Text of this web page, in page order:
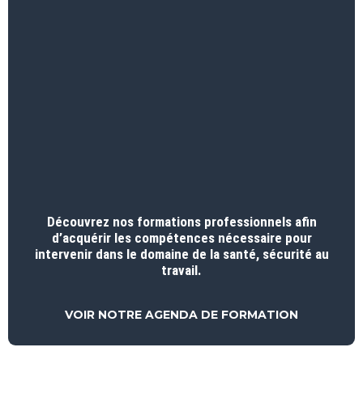
Découvrez nos formations professionnels afin
d’acquérir les compétences nécessaire pour
intervenir dans le domaine de la santé, sécurité au
travail.
VOIR NOTRE AGENDA DE FORMATION